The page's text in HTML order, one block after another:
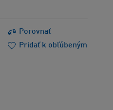
Porovnať
Pridať k obľúbeným